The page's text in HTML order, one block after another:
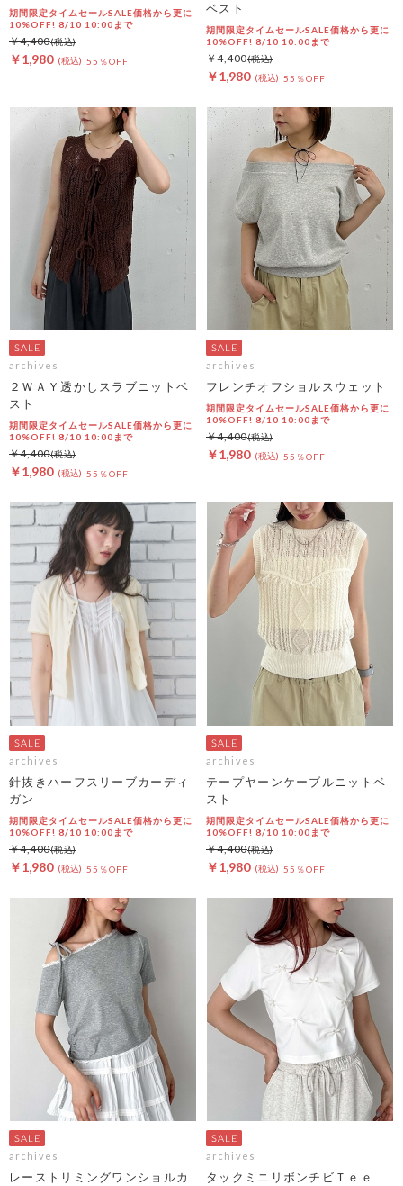
期間限定タイムセールSALE価格から更に
10%OFF! 8/10 10:00まで
￥1,980 55％OFF
￥4,400
ベスト
期間限定タイムセールSALE価格から更に
10%OFF! 8/10 10:00まで
￥1,980 55％OFF
￥4,400
archives
２ＷＡＹ透かしスラブニットベ
スト
期間限定タイムセールSALE価格から更に
10%OFF! 8/10 10:00まで
￥1,980 55％OFF
￥4,400
archives
フレンチオフショルスウェット
期間限定タイムセールSALE価格から更に
10%OFF! 8/10 10:00まで
￥1,980 55％OFF
￥4,400
archives
針抜きハーフスリーブカーディ
ガン
期間限定タイムセールSALE価格から更に
10%OFF! 8/10 10:00まで
￥1,980 55％OFF
￥4,400
archives
テープヤーンケーブルニットベ
スト
期間限定タイムセールSALE価格から更に
10%OFF! 8/10 10:00まで
￥1,980 55％OFF
￥4,400
archives
レーストリミングワンショルカ
archives
タックミニリボンチビＴｅｅ